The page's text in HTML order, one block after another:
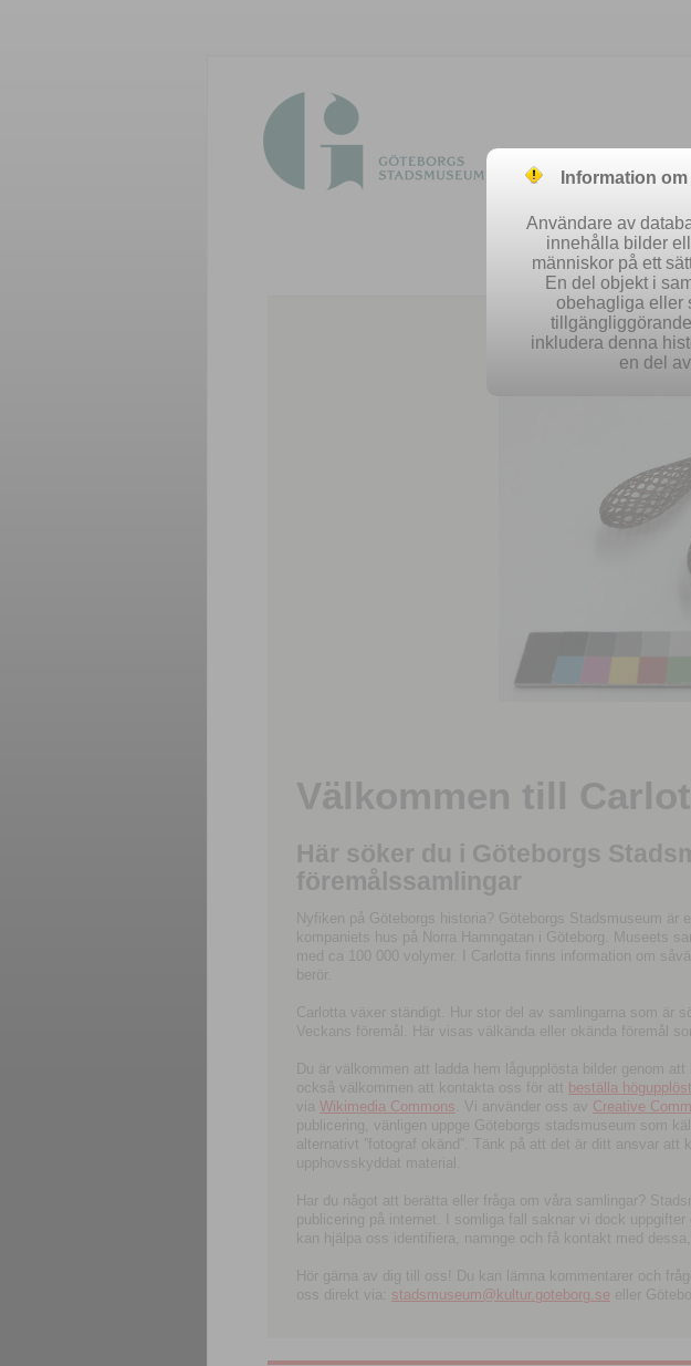
Easy
Välkommen till
Här söker du i Göteborgs
föremålssamlingar
Nyfiken på Göteborgs historia? Göteborgs Stadsmuseum
kompaniets hus på Norra Hamngatan i Göteborg. Museets
med ca 100 000 volymer. I Carlotta finns information om
berör.
Carlotta växer ständigt. Hur stor del av samlingarna som är
Veckans föremål. Här visas välkända eller okända föremål
Du är välkommen att ladda hem lågupplösta bilder genom
också välkommen att kontakta oss för att beställa
via Wikimedia Commons . Vi använder oss av Creative
publicering, vänligen uppge Göteborgs stadsmuseum som
alternativt ”fotograf okänd”. Tänk på att det är ditt ansvar
upphovsskyddat material.
Har du något att berätta eller fråga om våra samlingar?
publicering på internet. I somliga fall saknar vi dock
kan hjälpa oss identifiera, namnge och få kontakt med
Hör gärna av dig till oss! Du kan lämna kommentarer och
oss direkt via: stadsmuseum@kultur.goteborg.se eller
Information
Användare av
innehålla bilder
människor på ett
En del objekt i
obehagliga eller
inkludera denna
en del